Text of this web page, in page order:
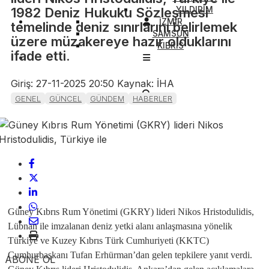
YILDIRIM
İZMİR
SAMSUN
KIBRIS
1982 Deniz Hukuku Sözleşmesi
temelinde deniz sınırlarını belirlemek
üzere müzakereye hazır olduklarını
ifade etti.
Giriş: 27-11-2025 20:50 Kaynak: İHA
GENEL GÜNCEL GÜNDEM HABERLER
ABONE OL
Güney Kıbrıs Rum Yönetimi (GKRY) lideri Nikos Hristodulidis,
Lübnan ile imzalanan deniz yetki alanı anlaşmasına yönelik
Türkiye ve Kuzey Kıbrıs Türk Cumhuriyeti (KKTC)
Cumhurbaşkanı Tufan Erhürman’dan gelen tepkilere yanıt verdi.